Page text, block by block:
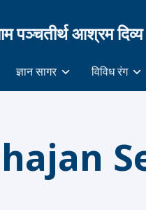
पञ्चतीर्थ आश्रम
ज्ञान सागर विविध रंग